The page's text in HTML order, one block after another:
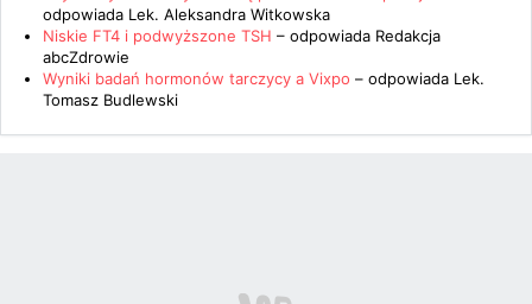
odpowiada Lek. Aleksandra Witkowska
Niskie FT4 i podwyższone TSH – odpowiada Redakcja
abcZdrowie
Wyniki badań hormonów tarczycy a Vixpo – odpowiada Lek.
Tomasz Budlewski